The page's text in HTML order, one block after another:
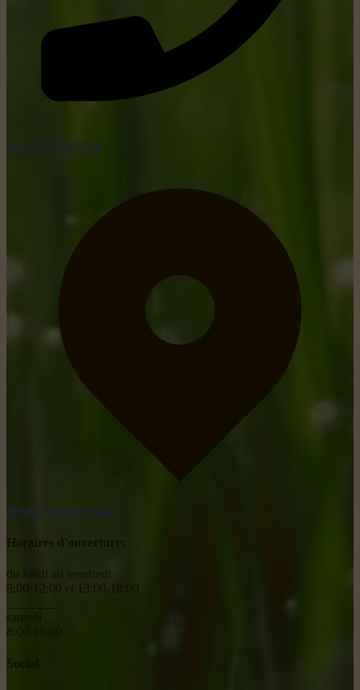
tel: +352 26 15 26
obtenir un itinéraire
Horaires d'ouverture:
du lundi au vendredi
8:00-12:00 et 13:00-18:00
samedi
8:00-18:00
Social